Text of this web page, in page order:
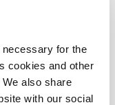
for the
cookies and other
also share
with our social
de
ICMA